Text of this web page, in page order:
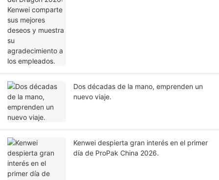
Dos décadas de la mano, emprenden un
nuevo viaje.
Kenwei despierta gran interés en el primer
día de ProPak China 2026.